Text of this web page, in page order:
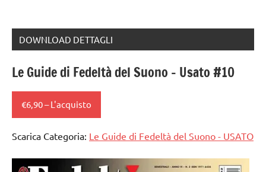
DOWNLOAD DETTAGLI
Le Guide di Fedeltà del Suono – Usato #10
€6,90 – L'acquisto
Scarica Categoria: Le Guide di Fedeltà del Suono - USATO